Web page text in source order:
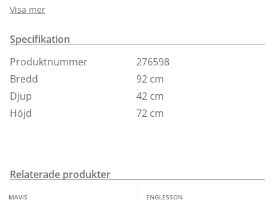
Ingår i serien Line från Englesson där du även hittar
andra eleganta förvaringsmöbler samt bord i olika
modeller.
Visa mer
Specifikation
Produktnummer
276598
Bredd
92 cm
Djup
42 cm
Höjd
72 cm
Relaterade produkter
MAVIS ENGLESSON